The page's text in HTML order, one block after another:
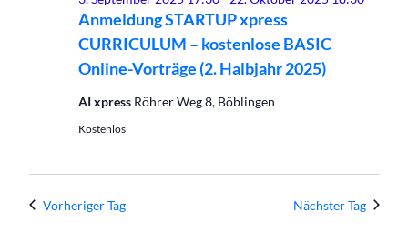
2025
Anmeldung STARTUP xpress
CURRICULUM – kostenlose BASIC
Online-Vorträge (2. Halbjahr 2025)
AI xpress Röhrer Weg 8, Böblingen
Kostenlos
Vorheriger Tag Nächster Tag